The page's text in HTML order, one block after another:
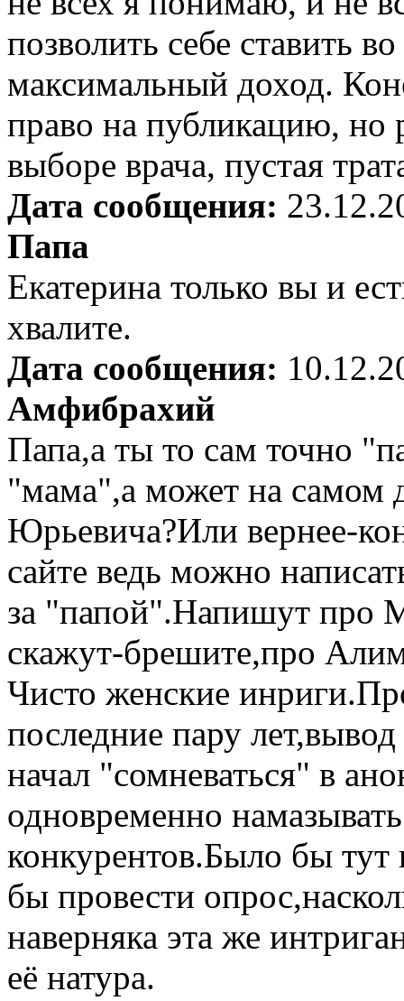
позволить себе ставить
максимальный доход.
право на публикацию, но
выборе врача, пустая
Дата сообщения:
Папа
Екатерина только вы и
хвалите.
Дата сообщения:
Амфибрахий
Папа,а ты то сам точно
"мама",а может на самом
Юрьевича?Или вернее-
сайте ведь можно
за "папой".Напишут про
скажут-брешите,про
Чисто женские
последние пару
начал "сомневаться" в
одновременно
конкурентов.Было бы
бы провести
наверняка эта же
её натура.